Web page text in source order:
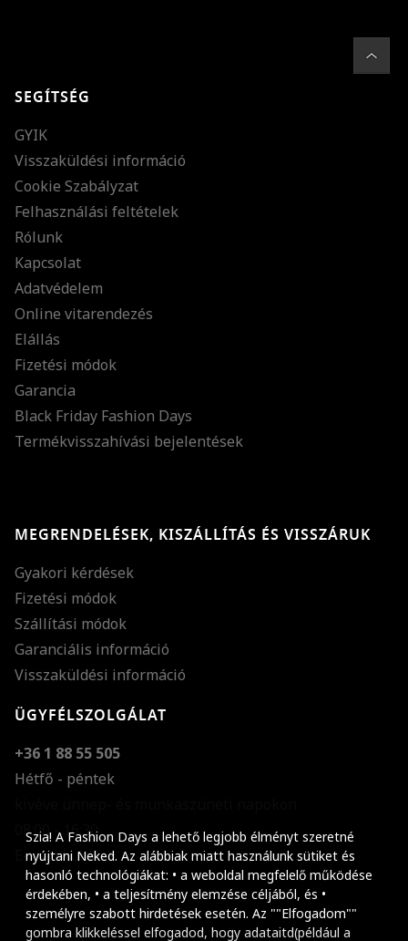
Szia! A Fashion Days a lehető legjobb élményt szeretné
nyújtani Neked. Az alábbiak miatt használunk sütiket és
hasonló technológiákat: • a weboldal megfelelő működése
érdekében, • a teljesítmény elemzése céljából, és •
személyre szabott hirdetések esetén. Az ""Elfogadom""
gombra klikkeléssel elfogadod, hogy adataitd(például a
különleges ajánlatainkat és stílustippjeinket!
SEGÍTSÉG
GYIK
Visszaküldési információ
Cookie Szabályzat
Felhasználási feltételek
Rólunk
Kapcsolat
Adatvédelem
Online vitarendezés
Elállás
Fizetési módok
Garancia
Black Friday Fashion Days
Termékvisszahívási bejelentések
MEGRENDELÉSEK, KISZÁLLÍTÁS ÉS VISSZÁRUK
Gyakori kérdések
Fizetési módok
Szállítási módok
Garanciális információ
Visszaküldési információ
ÜGYFÉLSZOLGÁLAT
+36 1 88 55 505
Hétfő - péntek
08:00 - 16:30
E-mail küldése
Szöveg méretének
Szóköz növelése
Szóköz csökkentése